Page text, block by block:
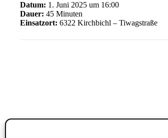
Datum: 1. Juni 2025 um 16:00
Dauer: 45 Minuten
Einsatzort: 6322 Kirchbichl – Tiwagstraße